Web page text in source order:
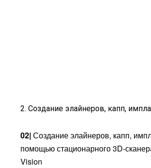
2. Создание элайнеров, капп,
02|Создание элайнеров, капп,
помощью стационарного 3D-
Vision